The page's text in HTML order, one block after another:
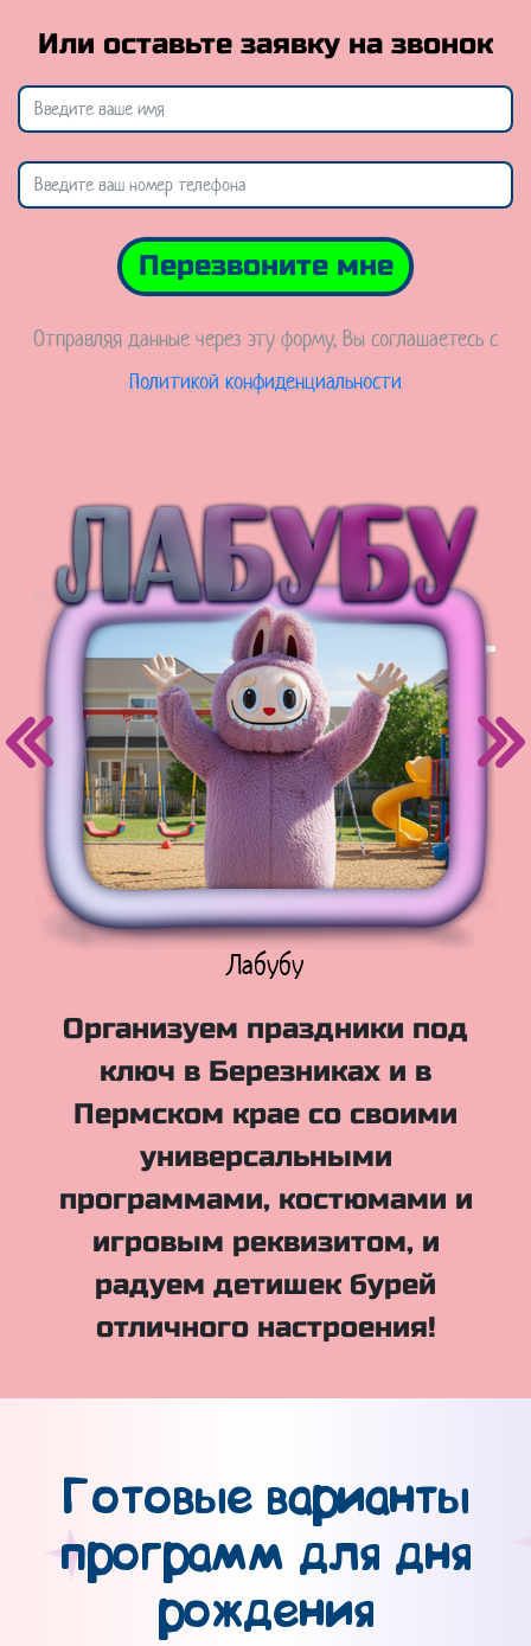
Или оставьте заявку на звонок
Перезвоните мне
Отправляя данные через эту форму, Вы соглашаетесь с
Политикой конфиденциальности
Куклы Лол
Организуем праздники под
ключ в Березниках и в
Пермском крае со своими
универсальными
программами, костюмами и
игровым реквизитом, и
радуем детишек бурей
отличного настроения!
Готовые варианты
программ для дня
рождения